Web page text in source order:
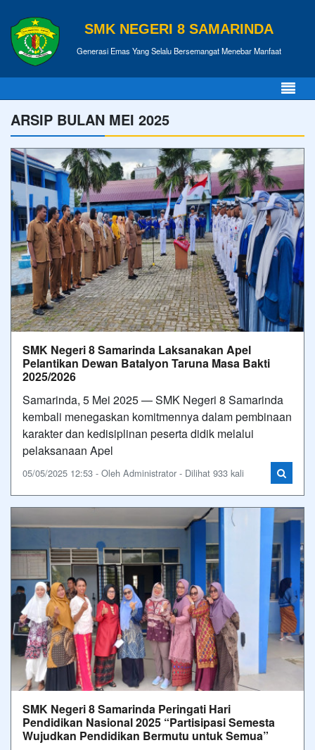
SMK NEGERI 8 SAMARINDA
Generasi Emas Yang Selalu Bersemangat Menebar Manfaat
ARSIP BULAN MEI 2025
SMK Negeri 8 Samarinda Laksanakan Apel
Pelantikan Dewan Batalyon Taruna Masa Bakti
2025/2026
Samarinda, 5 Mei 2025 — SMK Negeri 8 Samarinda
kembali menegaskan komitmennya dalam pembinaan
karakter dan kedisiplinan peserta didik melalui
pelaksanaan Apel
05/05/2025 12:53 - Oleh Administrator - Dilihat 933 kali
SMK Negeri 8 Samarinda Peringati Hari
Pendidikan Nasional 2025 “Partisipasi Semesta
Wujudkan Pendidikan Bermutu untuk Semua”